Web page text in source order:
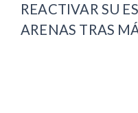
REACTIVAR SU
ARENAS TRAS